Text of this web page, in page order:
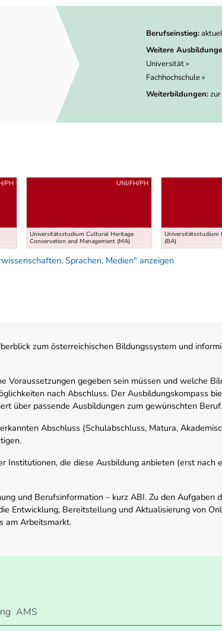
Berufseinstieg:
Weitere
Universität »
Fachhochschule »
Weiterbildungen:
PH
Universitätsstudium Cultural Heritage
Conservation and Management (MA)
UNI/FH/PH
Universitätsstudium
(BA)
Sprachen, Medien" anzeigen
zum österreichischen Bildungssystem und
gegeben sein müssen und welche
nach Abschluss. Der Ausbildungskompass
über passende Ausbildungen zum gewünschten Beruf.
Abschluss (Schulabschluss, Matura,
Institutionen, die diese Ausbildung anbieten (erst nach
und Berufsinformation – kurz ABI. Zu den Aufgaben
Entwicklung, Bereitstellung und Aktualisierung von
am Arbeitsmarkt.
AMS